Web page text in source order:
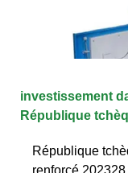
investissement
République
République
renforcé